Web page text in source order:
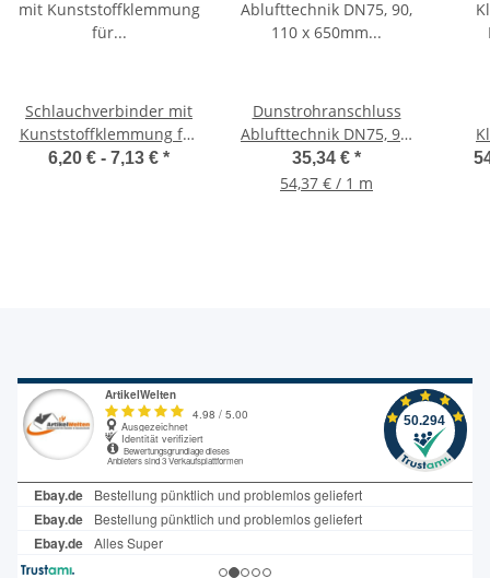
Schlauchverbinder mit
Kunststoffklemmung für
1/2", 3/4"
6,20 € - 7,13 € *
Dunstrohranschluss
Ablufttechnik DN75, 90,
110 x 650mm von
KLÖBER
35,34 € *
54,37 € / 1 m